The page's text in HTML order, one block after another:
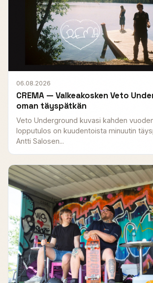
06.08.2026
CREMA — Valkeakosken Veto
oman täyspätkän
Veto Underground kuvasi kahden
lopputulos on kuudentoista minuutin
Antti Salosen...